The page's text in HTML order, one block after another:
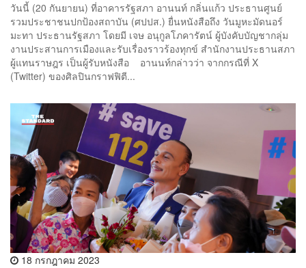
วันนี้ (20 กันยายน) ที่อาคารรัฐสภา อานนท์ กลิ่นแก้ว ประธานศูนย์
รวมประชาชนปกป้องสถาบัน (ศปปส.) ยื่นหนังสือถึง วันมูหะมัดนอร์
มะทา ประธานรัฐสภา โดยมี เจษ อนุกูลโภคารัตน์ ผู้บังคับบัญชากลุ่ม
งานประสานการเมืองและรับเรื่องราวร้องทุกข์ สำนักงานประธานสภา
ผู้แทนราษฎร เป็นผู้รับหนังสือ อานนท์กล่าวว่า จากกรณีที่ X
(Twitter) ของศิลปินกราฟฟิตี...
18 กรกฎาคม 2023